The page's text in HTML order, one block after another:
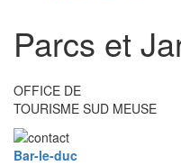
Parcs et
OFFICE DE
TOURISME SUD MEUSE
Bar-le-duc